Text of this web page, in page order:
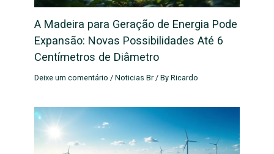
A Madeira para Geração de Energia Pode
Expansão: Novas Possibilidades Até 6
Centímetros de Diâmetro
Deixe um comentário /Noticias Br/ ByRicardo